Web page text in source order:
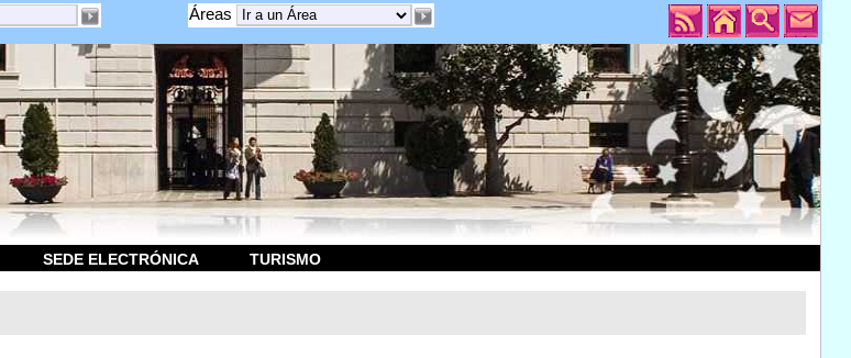
Áreas
SEDE ELECTRÓNICA TURISMO